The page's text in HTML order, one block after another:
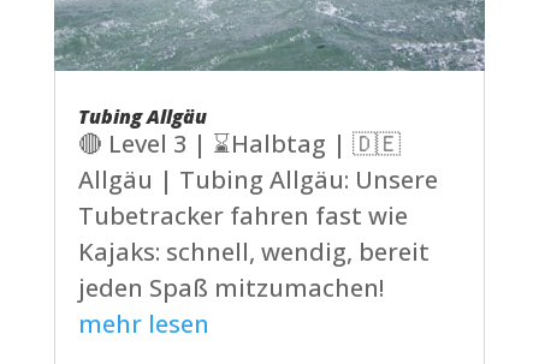
Tubing Allgäu
🔴 Level 3 | ⌛Halbtag | 🇩🇪
Allgäu | Tubing Allgäu: Unsere
Tubetracker fahren fast wie
Kajaks: schnell, wendig, bereit
jeden Spaß mitzumachen!
mehr lesen